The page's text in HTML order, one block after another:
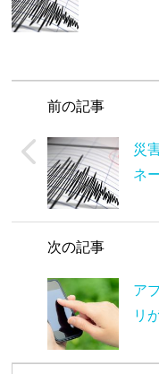
前の記事
災
ネ
次の記事
ア
リ